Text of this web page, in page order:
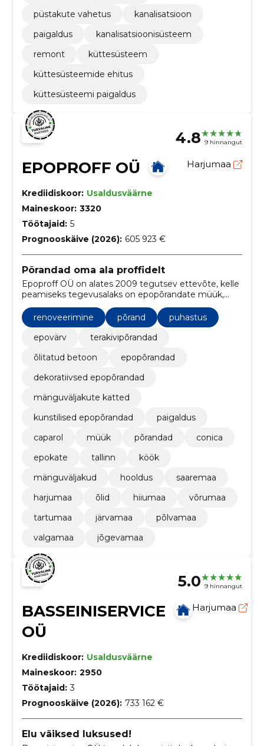
püstakute vahetus
kanalisatsioon
paigaldus
kanalisatsioonisüsteem
remont
küttesüsteem
küttesüsteemide ehitus
küttesüsteemi paigaldus
4.8 9 hinnangut
EPOPROFF OÜ Harjumaa
Krediidiskoor: Usaldusväärne
Maineskoor: 3320
Töötajaid: 5
Prognooskäive (2026): 605 923 €
Põrandad oma ala proffidelt
Epoproff OÜ on alates 2009 tegutsev ettevõte, kelle
peamiseks tegevusalaks on epopõrandate müük,
paigaldus ja renoveerimine.
renoveerimine
põrand
puhastus
epovärv
terakivipõrandad
õlitatud betoon
epopõrandad
dekoratiivsed epopõrandad
mänguväljakute katted
kunstilised epopõrandad
paigaldus
caparol
müük põrandad
conica
epokate
tallinn
köök
mänguväljakud
hooldus
saaremaa
harjumaa
õlid hiiumaa
võrumaa
tartumaa
järvamaa
põlvamaa
valgamaa
jõgevamaa
5.0 9 hinnangut
BASSEINISERVICE
OÜ
Harjumaa
Krediidiskoor: Usaldusväärne
Maineskoor: 2950
Töötajaid: 3
Prognooskäive (2026): 733 162 €
Elu väiksed luksused!